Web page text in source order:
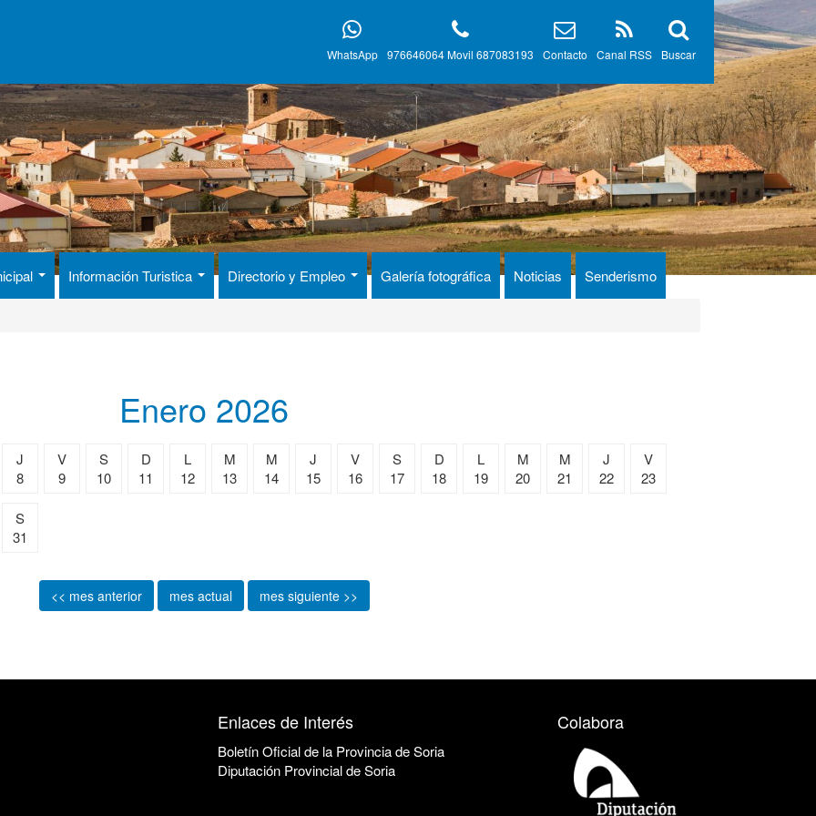
Buscar
Canal RSS
Contacto
976646064 Movil 687083193
WhatsApp
Información Turistica Directorio y Empleo Galería fotográfica Noticias Senderismo
Enero 2026
J
8
V
9
S
10
D
11
L
12
M
13
M
14
J
15
V
16
S
17
D
18
L
19
M
20
M
21
J
22
V
23
S
31
<< mes anterior mes actual mes siguiente >>
Enlaces de Interés
Boletín Oficial de la Provincia de Soria
Diputación Provincial de Soria
Colabora